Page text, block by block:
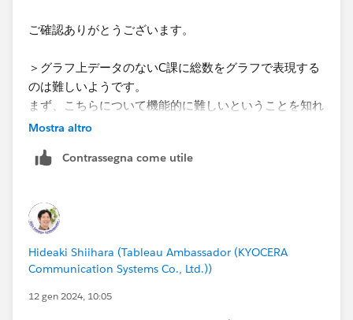
ご確認ありがとうございます。
＞グラフ上データのないC課に総数をグラフで表現する
のは難しいようです。
まず、こちらについて機能的に難しいということを知れ
たので、非常に参考となりました。ありがとうございま
換えたら、以下のような表現は可能です。
解決策をありがとうございます。こちらの実装で問題な
いと思います！
自分ではパラメータとして扱うことを思いつかなかった
と思うので、勉強になりました。この方法で実装を進め
ていきたいと思います。
Mostra altro
Contrassegna come utile
Hideaki Shiihara (Tableau Ambassador (KYOCERA
Communication Systems Co., Ltd.))
12 gen 2024, 10:05